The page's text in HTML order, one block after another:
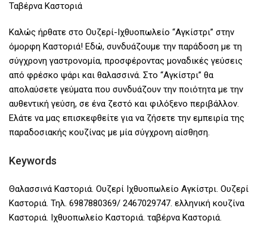
Ταβέρνα Καστοριά
Καλώς ήρθατε στο Ουζερί-Ιχθυοπωλείο “Αγκίστρι” στην
όμορφη Καστοριά! Εδώ, συνδυάζουμε την παράδοση με τη
σύγχρονη γαστρονομία, προσφέροντας μοναδικές γεύσεις
από φρέσκο ψάρι και θαλασσινά. Στο “Αγκίστρι” θα
απολαύσετε γεύματα που συνδυάζουν την ποιότητα με την
αυθεντική γεύση, σε ένα ζεστό και φιλόξενο περιβάλλον.
Ελάτε να μας επισκεφθείτε για να ζήσετε την εμπειρία της
παραδοσιακής κουζίνας με μία σύγχρονη αίσθηση.
Keywords
Θαλασσινά Καστοριά. Ουζερί Ιχθυοπωλείο Αγκίστρι. Ουζερί
Καστοριά. Τηλ. 6987880369/ 2467029747. ελληνική κουζίνα
Καστοριά. Ιχθυοπωλείο Καστοριά. ταβέρνα Καστοριά.